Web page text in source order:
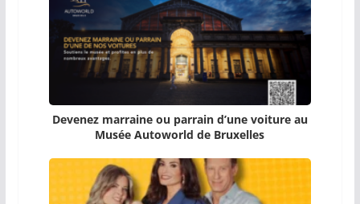
Devenez marraine ou parrain d’une voiture au
Musée Autoworld de Bruxelles